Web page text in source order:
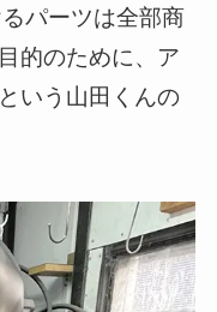
パーツは全部商
的のために、ア
いう山田くんの